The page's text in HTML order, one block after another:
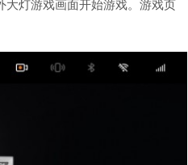
大灯游戏画面开始游戏。游戏页